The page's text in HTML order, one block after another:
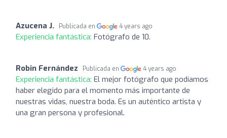
Azucena J. Publicada en 4 years ago
Experiencia fantástica: Fotógrafo de 10.
Robin Fernández Publicada en 4 years ago
Experiencia fantástica: El mejor fotógrafo que podíamos
haber elegido para el momento más importante de
nuestras vidas, nuestra boda. Es un auténtico artista y
una gran persona y profesional.